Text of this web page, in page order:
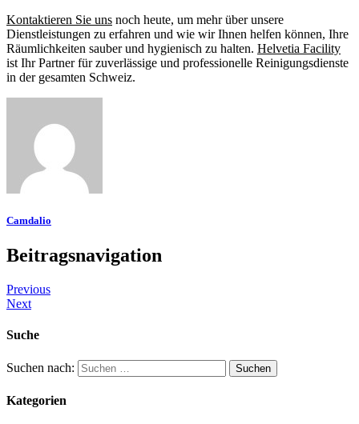
Kontaktieren Sie uns noch heute, um mehr über unsere
Dienstleistungen zu erfahren und wie wir Ihnen helfen können, Ihre
Räumlichkeiten sauber und hygienisch zu halten. Helvetia Facility
ist Ihr Partner für zuverlässige und professionelle Reinigungsdienste
in der gesamten Schweiz.
Camdalio
Beitragsnavigation
Previous
Next
Suche
Suchen nach:
Kategorien